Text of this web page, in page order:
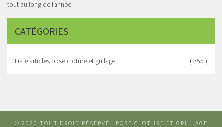
tout au long de l’année.
CATÉGORIES
Liste articles pose cloture et grillage ( 755 )
© 2020 TOUT DROIT RÉSERVÉ | POSE CLOTURE ET GRILLAGE